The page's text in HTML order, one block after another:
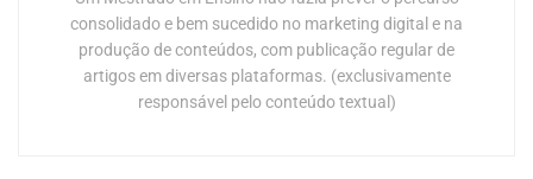
consolidado e bem sucedido no marketing digital e na
produção de conteúdos, com publicação regular de
artigos em diversas plataformas. (exclusivamente
responsável pelo conteúdo textual)